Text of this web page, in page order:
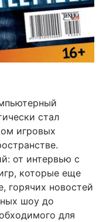
стал
игровых
от интервью с
которые еще
горячих новостей
шоу до
для